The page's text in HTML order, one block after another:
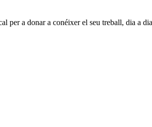
a donar a conéixer el seu treball, dia a